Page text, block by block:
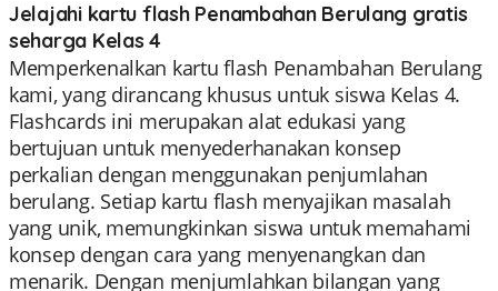
Jelajahi kartu flash Penambahan Berulang gratis
seharga Kelas 4
Memperkenalkan kartu flash Penambahan Berulang
kami, yang dirancang khusus untuk siswa Kelas 4.
Flashcards ini merupakan alat edukasi yang
bertujuan untuk menyederhanakan konsep
perkalian dengan menggunakan penjumlahan
berulang. Setiap kartu flash menyajikan masalah
yang unik, memungkinkan siswa untuk memahami
konsep dengan cara yang menyenangkan dan
menarik. Dengan menjumlahkan bilangan yang